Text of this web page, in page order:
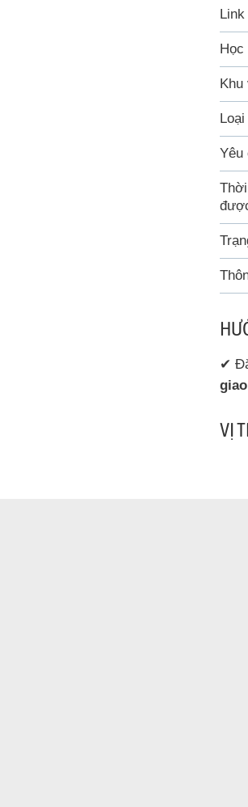
Học
Khu
Yêu
✔
VỊ